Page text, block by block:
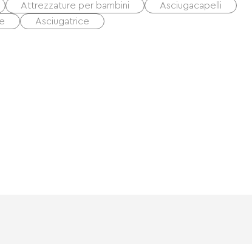
Attrezzature per bambini
Asciugacapelli
Asciugatrice